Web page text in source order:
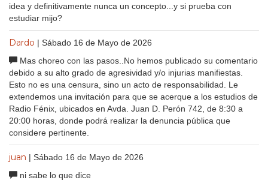
idea y definitivamente nunca un concepto...y si prueba con
estudiar mijo?
Dardo | Sábado 16 de Mayo de 2026
Mas choreo con las pasos..No hemos publicado su comentario
debido a su alto grado de agresividad y/o injurias manifiestas.
Esto no es una censura, sino un acto de responsabilidad. Le
extendemos una invitación para que se acerque a los estudios de
Radio Fénix, ubicados en Avda. Juan D. Perón 742, de 8:30 a
20:00 horas, donde podrá realizar la denuncia pública que
considere pertinente.
juan | Sábado 16 de Mayo de 2026
ni sabe lo que dice